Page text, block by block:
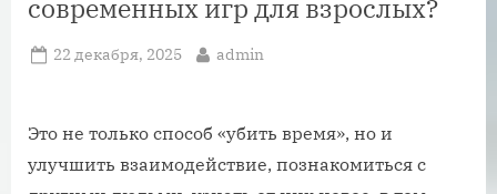
cовременных игр для взрослых?
Posted
22 декабря, 2025 By
admin
Это не только способ «убить время», но и
улучшить взаимодействие, познакомиться с